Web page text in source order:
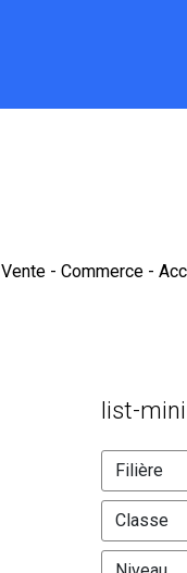
Vente - Commerce -
list-mini